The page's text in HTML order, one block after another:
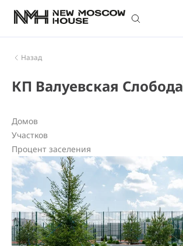
Назад
КП Валуевская Слобода
Домов
Участков
Процент заселения